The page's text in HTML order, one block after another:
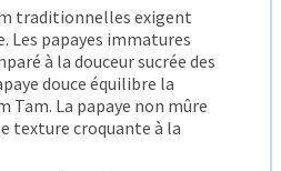
traditionnelles exigent
Les papayes immatures
à la douceur sucrée des
douce équilibre la
Tam. La papaye non mûre
texture croquante à la